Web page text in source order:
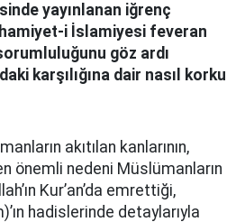
yayınlanan iğrenç
i İslamiyesi feveran
göz ardı
karşılığına dair nasıl korku
akıtılan kanlarının,
önemli nedeni Müslümanların
Kur’an’da emrettiği,
hadislerinde detaylarıyla